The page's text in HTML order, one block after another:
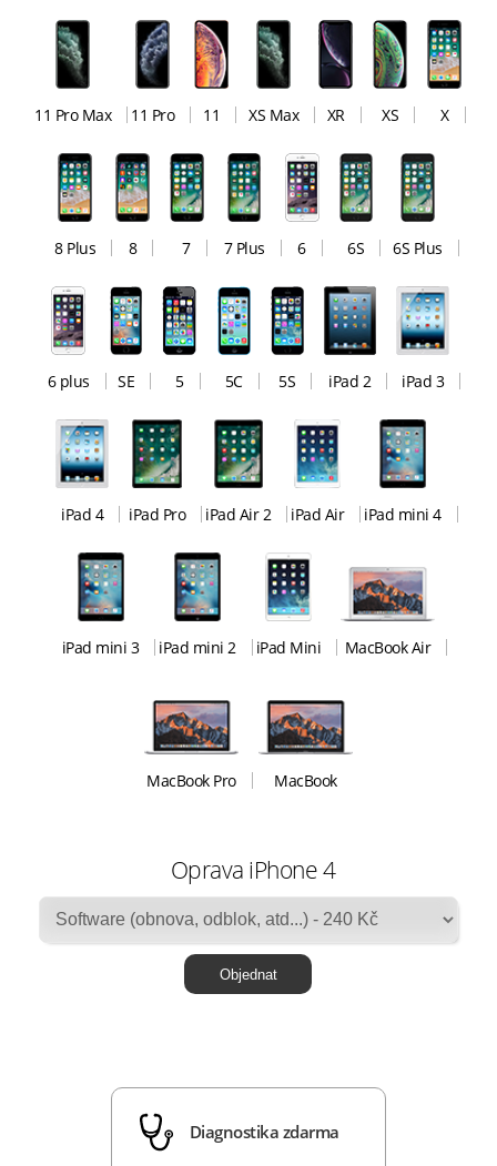
11 Pro Max 11 Pro 11 XS Max XR XS X
8 Plus 8 7 7 Plus 6 6S 6S Plus
6 plus SE 5 5C 5S iPad 2 iPad 3
iPad 4 iPad Pro iPad Air 2 iPad Air iPad mini 4
iPad mini 3 iPad mini 2 iPad Mini MacBook Air
MacBook Pro MacBook
Oprava iPhone 4
Diagnostika zdarma